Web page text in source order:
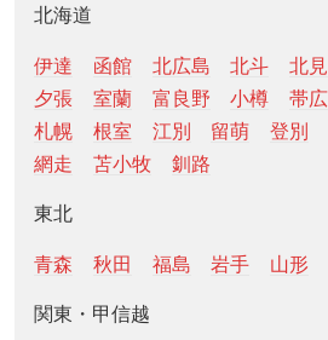
北海道
伊達 函館 北広島 北斗 北見
夕張
室蘭 富良野 小樽 帯広
札幌
根室 江別 留萌 登別
網走
苫小牧 釧路
東北
青森 秋田 福島 岩手 山形
関東・甲信越